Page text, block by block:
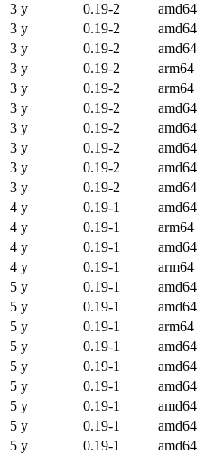
3 y
0.19-2 amd64
3 y
0.19-2 amd64
3 y
0.19-2 amd64
3 y
0.19-2 arm64
3 y
0.19-2 arm64
3 y
0.19-2 amd64
3 y
0.19-2 amd64
3 y
0.19-2 amd64
3 y
0.19-2 amd64
3 y
0.19-2 amd64
4 y
0.19-1 amd64
4 y
0.19-1 arm64
4 y
0.19-1 amd64
4 y
0.19-1 arm64
5 y
0.19-1 amd64
5 y
0.19-1 amd64
5 y
0.19-1 arm64
5 y
0.19-1 amd64
5 y
0.19-1 amd64
5 y
0.19-1 amd64
5 y
0.19-1 amd64
5 y
0.19-1 amd64
5 y
0.19-1 amd64